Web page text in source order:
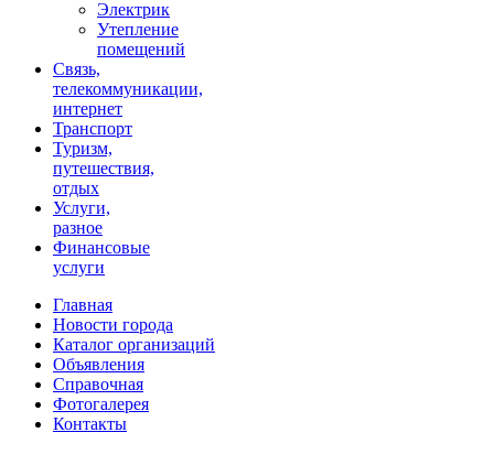
Электрик
Утепление
помещений
Связь,
телекоммуникации,
интернет
Транспорт
Туризм,
путешествия,
отдых
Услуги,
разное
Финансовые
услуги
Главная
Новости города
Каталог организаций
Объявления
Справочная
Фотогалерея
Контакты